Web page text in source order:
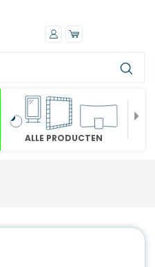
ALLE PRODUCTEN